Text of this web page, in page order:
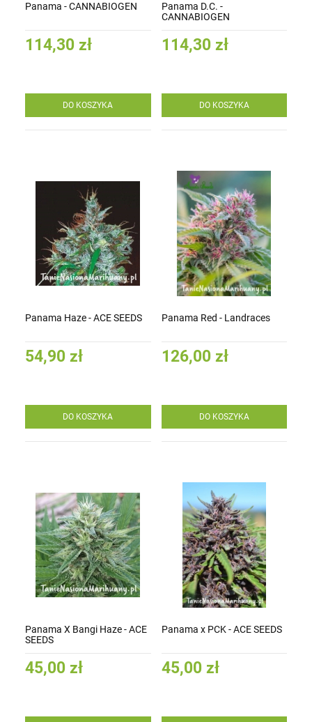
Panama - CANNABIOGEN
114,30 zł
DO KOSZYKA
Panama D.C. -
CANNABIOGEN
114,30 zł
DO KOSZYKA
Panama Haze - ACE SEEDS
54,90 zł
DO KOSZYKA
Panama Red - Landraces
126,00 zł
DO KOSZYKA
Panama X Bangi Haze - ACE
SEEDS
45,00 zł
Panama x PCK - ACE SEEDS
45,00 zł